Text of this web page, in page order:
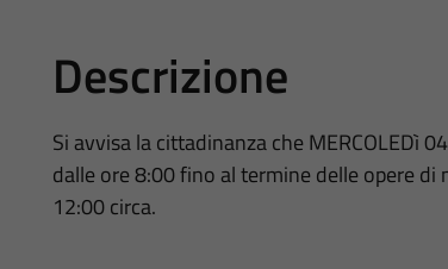
Descrizione
Si avvisa la cittadinanza che MERCOLEDì
dalle ore 8:00 fino al termine delle opere
12:00 circa.